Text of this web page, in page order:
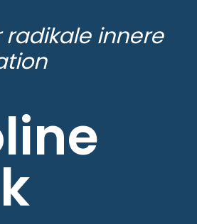
radikale innere